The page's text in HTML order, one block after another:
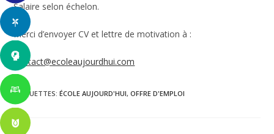
Salaire selon échelon.
Merci d’envoyer CV et lettre de motivation à :
contact@ecoleaujourdhui.com
ÉTIQUETTES:ÉCOLE AUJOURD'HUI, OFFRE D'EMPLOI